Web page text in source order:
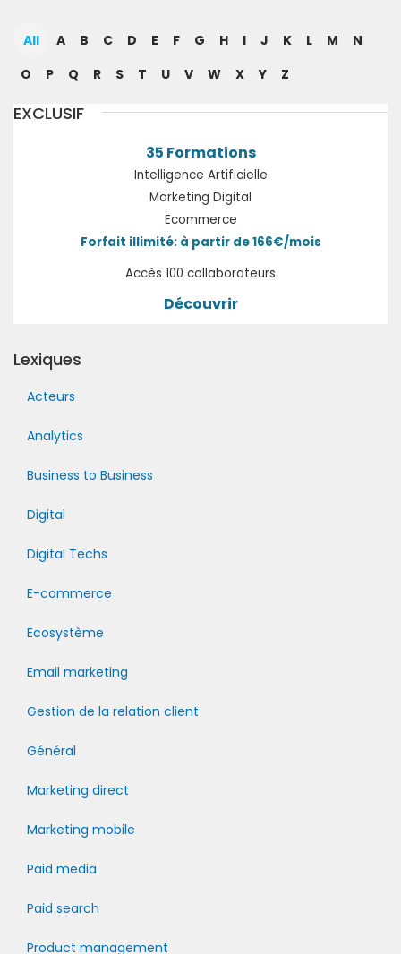
All A B C D E F G H I J K L M
N
O
P Q R S T U V W X Y Z
EXCLUSIF
35 Formations
Intelligence Artificielle
Marketing Digital
Ecommerce
Forfait illimité: à partir de 166€/mois
Accès 100 collaborateurs
Découvrir
Lexiques
Acteurs
Analytics
Business to Business
Digital
Digital Techs
E-commerce
Ecosystème
Email marketing
Gestion de la relation client
Général
Marketing direct
Marketing mobile
Paid media
Paid search
Product management